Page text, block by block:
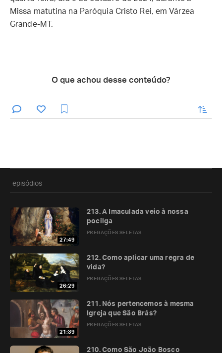
Missa matutina na Paróquia Cristo Rei, em Várzea
Grande-MT.
O que achou desse conteúdo?
enviar
episódios
27:49
PREGAÇÕES SELETAS
213. A Imaculada veio à nossa
pocilga
26:29
PREGAÇÕES SELETAS
212. Como aplicar uma regra de
vida?
21:39
PREGAÇÕES SELETAS
211. Nós pertencemos à mesma
Igreja que São Brás?
210. Como São João Bosco